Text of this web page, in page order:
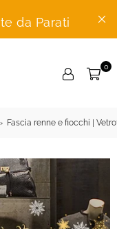
da Parati
0
Fascia renne e fiocchi |